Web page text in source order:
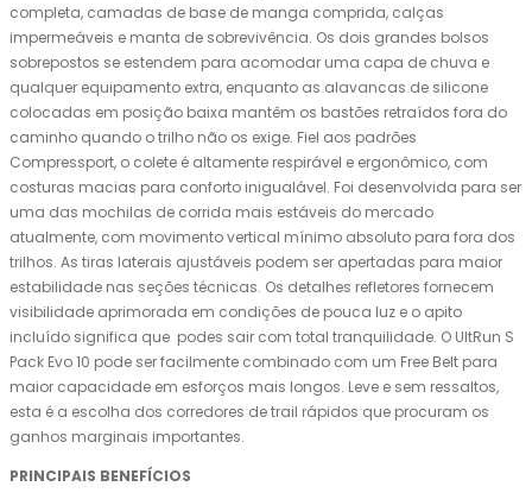
completa, camadas de base de manga comprida, calças
impermeáveis ​​e manta de sobrevivência. Os dois grandes bolsos
sobrepostos se estendem para acomodar uma capa de chuva e
qualquer equipamento extra, enquanto as alavancas de silicone
colocadas em posição baixa mantêm os bastões retraídos fora do
caminho quando o trilho não os exige. Fiel aos padrões
Compressport, o colete é altamente respirável e ergonômico, com
costuras macias para conforto inigualável. Foi desenvolvida para ser
uma das mochilas de corrida mais estáveis ​​do mercado
atualmente, com movimento vertical mínimo absoluto para fora dos
trilhos. As tiras laterais ajustáveis ​​podem ser apertadas para maior
estabilidade nas seções técnicas. Os detalhes refletores fornecem
visibilidade aprimorada em condições de pouca luz e o apito
incluído significa que podes sair com total tranquilidade. O UltRun S
Pack Evo 10 pode ser facilmente combinado com um Free Belt para
maior capacidade em esforços mais longos. Leve e sem ressaltos,
esta é a escolha dos corredores de trail rápidos que procuram os
ganhos marginais importantes.
PRINCIPAIS BENEFÍCIOS